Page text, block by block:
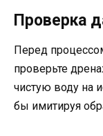
Проверка
Перед
проверьте
чистую воду на
бы имитируя